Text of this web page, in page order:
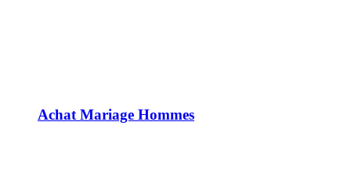
Achat Mariage Hommes